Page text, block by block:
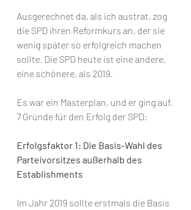
Ausgerechnet da, als ich austrat, zog
die SPD ihren Reformkurs an, der sie
wenig später so erfolgreich machen
sollte. Die SPD heute ist eine andere,
eine schönere, als 2019.
Es war ein Masterplan, und er ging auf.
7 Gründe für den Erfolg der SPD:
Erfolgsfaktor 1: Die Basis-Wahl des
Parteivorsitzes außerhalb des
Establishments
Im Jahr 2019 sollte erstmals die Basis